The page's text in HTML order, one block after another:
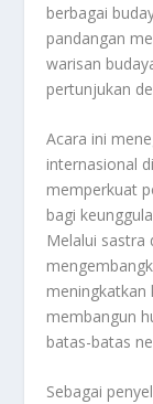
berbagai
pandangan
warisan
pertunjukan
Acara ini
internasional
memperkuat
bagi
Melalui sastra
meningkatkan
membangun
batas-batas
Sebagai